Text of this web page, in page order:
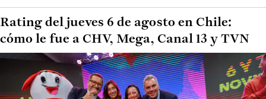
Rating del jueves 6 de agosto en Chile:
cómo le fue a CHV, Mega, Canal 13 y TVN